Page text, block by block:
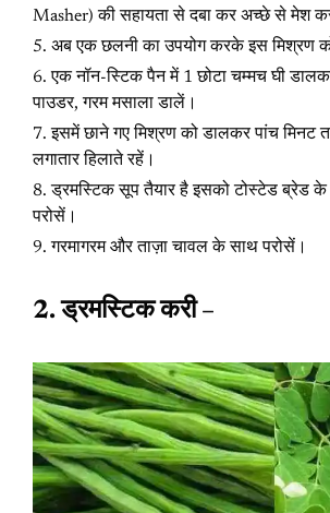
Masher) की सहायता से दबा कर अच्छे से मेश
अब एक छलनी का उपयोग करके इस मिश्रण
एक नॉन-स्टिक पैन में 1 छोटा चम्मच घी
पाउडर, गरम मसाला डालें।
इसमें छाने गए मिश्रण को डालकर पांच
लगातार हिलाते रहें।
ड्रमस्टिक सूप तैयार है इसको टोस्टेड ब्रेड के
परोसें।
गरमागरम और ताज़ा चावल के साथ परोसें।
2. ड्रमस्टिक करी –